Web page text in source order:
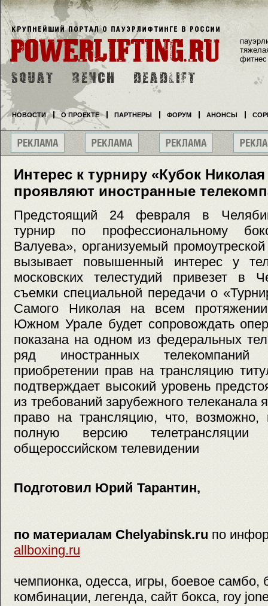
Интерес к турниру «Кубок
проявляют иностранные
Предстоящий 24 февраля в
турнир по профессиональному
Валуева», организуемый
вызывает повышенный интерес у
московских телестудий привезет в
съемки специальной передачи о
Самого Николая на всем
Южном Урале будет сопровождать
показана на одном из федеральных
ряд иностранных телекомпаний
приобретении прав на трансляцию
подтверждает высокий уровень
из требований зарубежного телеканала
право на трансляцию, что, возможно,
полную версию
общероссийском телевидении
Подготовил Юрий Тарантин,
по материалам Chelyabinsk.ru по
allboxing.ru
чемпионка, одесса, игры, боевое самбо,
комбинации, легенда, сайт бокса, roy
фитнес
НОВОСТИ О ПРОЕКТЕ ПАРТНЕРЫ ФОРУМ АНОНСЫ